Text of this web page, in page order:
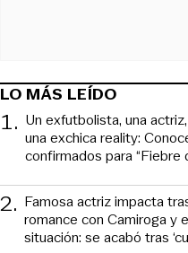
LO MÁS LEÍDO
1. Un exfutbolista, una
una exchica reality:
confirmados para “Fiebre
2. Famosa actriz impacta
romance con Camiroga y
situación: se acabó tras